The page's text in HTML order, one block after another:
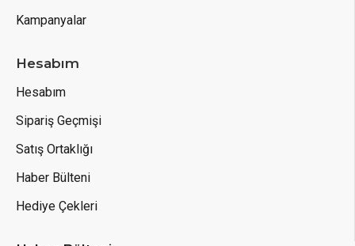
Kampanyalar
Hesabım
Hesabım
Sipariş Geçmişi
Satış Ortaklığı
Haber Bülteni
Hediye Çekleri